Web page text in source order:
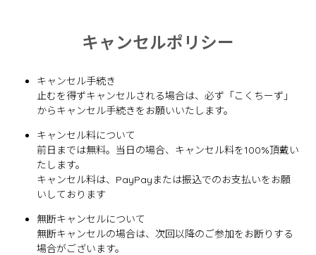
キャンセルポリシー
キャンセル手続き
止むを得ずキャンセルされる場合は、必ず「こくちーず」
からキャンセル手続きをお願いいたします。
キャンセル料について
前日までは無料。当日の場合、キャンセル料を100%頂戴い
たします。
キャンセル料は、PayPayまたは振込でのお支払いをお願
いしております
無断キャンセルについて
無断キャンセルの場合は、次回以降のご参加をお断りする
場合がございます。